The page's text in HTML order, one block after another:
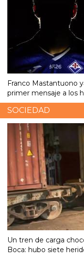
Franco Mastantuono
primer mensaje a los
SOCIEDAD
Un tren de carga
Boca: hubo siete